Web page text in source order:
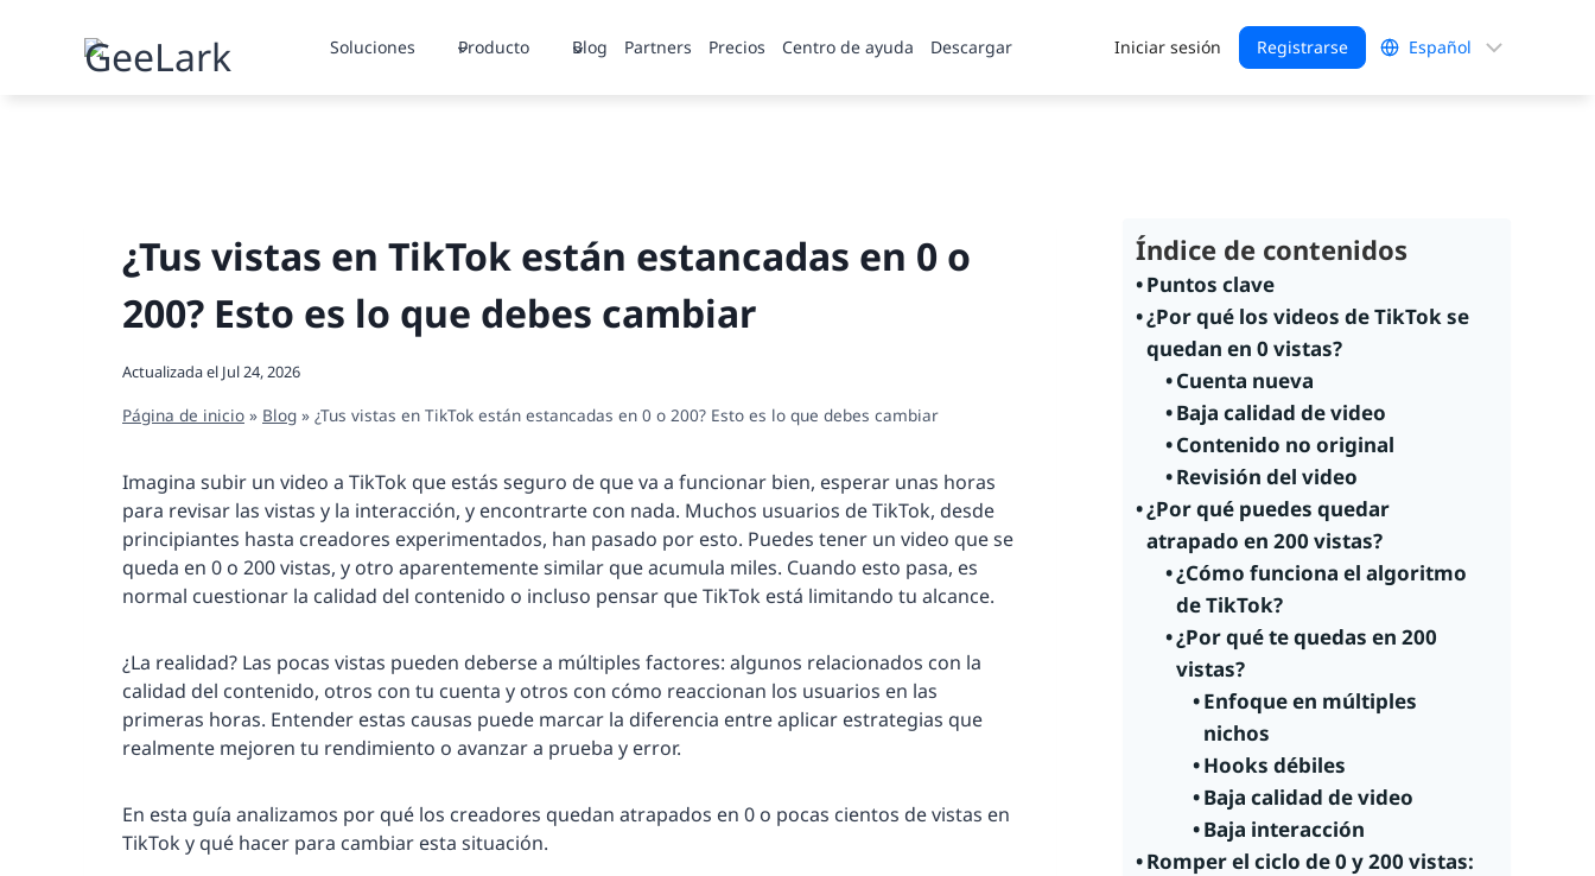
contenido
Soluciones Producto Blog Partners Precios Centro de ayuda Descargar Iniciar sesión Registrarse Elegir
un
¿Tus vistas en TikTok están estancadas en 0 o
200? Esto es lo que debes cambiar
Actualizada el Jul 24, 2026
Página de inicio » Blog » ¿Tus vistas en TikTok están estancadas en 0 o 200? Esto es lo que debes cambiar
Imagina subir un video a TikTok que estás seguro de que va a funcionar bien, esperar unas horas
para revisar las vistas y la interacción, y encontrarte con nada. Muchos usuarios de TikTok, desde
principiantes hasta creadores experimentados, han pasado por esto. Puedes tener un video que se
queda en 0 o 200 vistas, y otro aparentemente similar que acumula miles. Cuando esto pasa, es
normal cuestionar la calidad del contenido o incluso pensar que TikTok está limitando tu alcance.
¿La realidad? Las pocas vistas pueden deberse a múltiples factores: algunos relacionados con la
calidad del contenido, otros con tu cuenta y otros con cómo reaccionan los usuarios en las
primeras horas. Entender estas causas puede marcar la diferencia entre aplicar estrategias que
realmente mejoren tu rendimiento o avanzar a prueba y error.
En esta guía analizamos por qué los creadores quedan atrapados en 0 o pocas cientos de vistas en
TikTok y qué hacer para cambiar esta situación.
Índice de contenidos
Puntos clave
¿Por qué los videos de TikTok se
quedan en 0 vistas?
Cuenta nueva
Baja calidad de video
Contenido no original
Revisión del video
¿Por qué puedes quedar
atrapado en 200 vistas?
¿Cómo funciona el algoritmo
de TikTok?
¿Por qué te quedas en 200
vistas?
Enfoque en múltiples
nichos
Hooks débiles
Baja calidad de video
Baja interacción
Romper el ciclo de 0 y 200 vistas: